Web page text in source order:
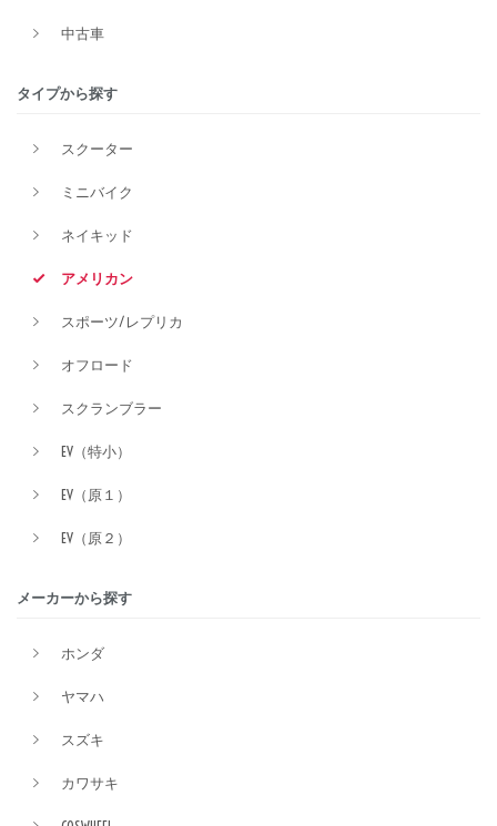
中古車
タイプから探す
スクーター
ミニバイク
ネイキッド
アメリカン
スポーツ/レプリカ
オフロード
スクランブラー
EV（特小）
EV（原１）
EV（原２）
メーカーから探す
ホンダ
ヤマハ
スズキ
カワサキ
価格